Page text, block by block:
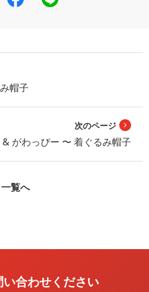
帽子
次のページ
がわっぴー 〜 着ぐるみ帽子
一覧へ
合わせください